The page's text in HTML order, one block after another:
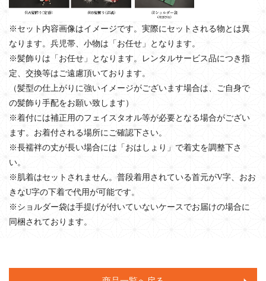
※セット内容画像はイメージです。実際にセットされる物とは異
なります。兵児帯、小物は「お任せ」となります。
※髪飾りは「お任せ」となります。レンタルサービス品につき指
定、交換等はご遠慮頂いております。
（髪型の仕上がりに強いイメージがございます場合は、ご自身で
の髪飾り手配をお願い致します）
※着付には補正用のフェイスタオル等が必要となる場合がござい
ます。お着付される場所にご確認下さい。
※長襦袢の丈が長い場合には「おはしょり」で着丈を調整下さ
い。
※肌着はセットされません。普段着用されている首元がV字、おお
きなU字の下着で代用が可能です。
※ショルダー袋は手提げが付いていないケースでお届けの場合に
同梱されております。